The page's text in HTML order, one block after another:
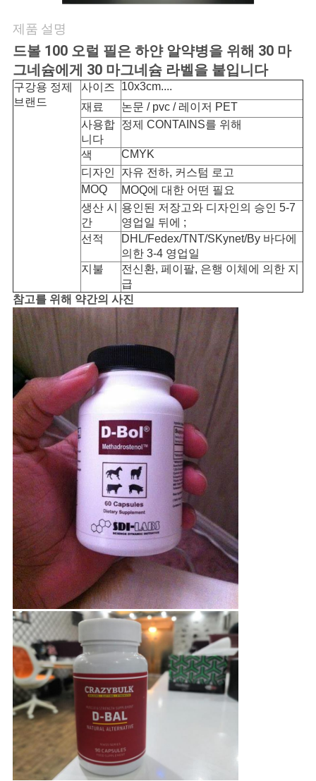
뉴
스
경
PRIVACY
POLICY
제품 설명
드볼 100 오럴 필은 하얀 알약병을 위해 30 마
그네슘에게 30 마그네슘 라벨을 붙입니다
구강용 정제
브랜드
사이즈
10x3cm....
재료
논문 / pvc / 레이저 PET
사용합
니다
정제 CONTAINS를 위해
색
CMYK
디자인
자유 전하, 커스텀 로고
MOQ
MOQ에 대한 어떤 필요
생산 시
간
용인된 저장고와 디자인의 승인 5-7
영업일 뒤에 ;
선적
DHL/Fedex/TNT/SKynet/By 바다에
의한 3-4 영업일
지불
전신환, 페이팔, 은행 이체에 의한 지
급
참고를 위해 약간의 사진